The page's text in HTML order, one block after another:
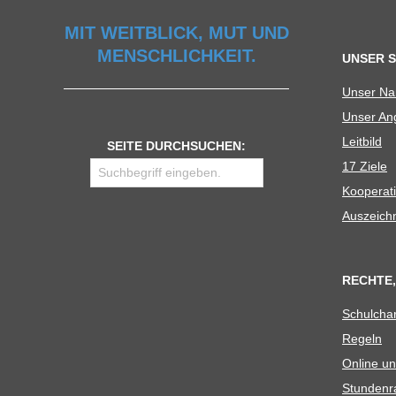
U
L
MIT WEITBLICK, MUT UND
MENSCHLICHKEIT.
SEITE DURCHSUCHEN:
UNSER
Unser
Unser
Leit­bild
17 Ziele
Regeln
Online